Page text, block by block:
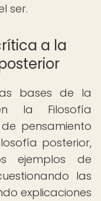
ser.
a la
bases de la
la Filosofía
pensamiento
posterior,
ejemplos de
las
explicaciones